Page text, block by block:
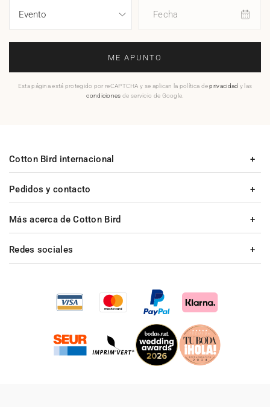
Fecha
ME APUNTO
Esta página está protegido por reCAPTCHA y se aplican la política deprivacidad y las
condiciones de servicio de Google.
Pedidos y contacto
Más acerca de Cotton Bird
Cotton Bird internacional
Redes sociales